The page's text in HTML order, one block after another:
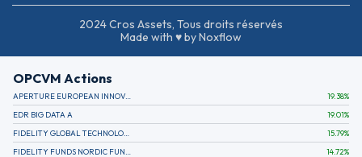
2024 Cros Assets, Tous droits réservés
Made with ♥ by Noxflow
OPCVM Actions
APERTURE EUROPEAN INNOVATION 19.38%
EDR BIG DATA A
19.01%
15.79%
14.72%